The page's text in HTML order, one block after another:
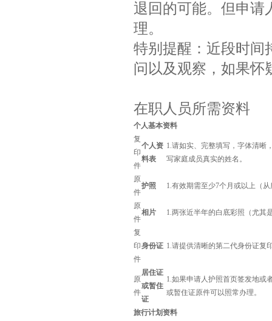
退回的可能。但申请
理。
特别提醒：近段时间
问以及观察，如果怀
在职人员所需资料
个人基本资料
复
印
件
个人资
料表
1.请如实、完整填写，字体清晰
写家庭成员真实的姓名。
原
件
护照 1.有效期需至少7个月或以上（
原
件
相片 1.两张近半年的白底彩照（尤其
复
印
件
身份证 1.请提供清晰的第二代身份证复
原
件
居住证
或暂住
证
1.如果申请人护照首页签发地或
或暂住证原件可以照常办理。
旅行计划资料